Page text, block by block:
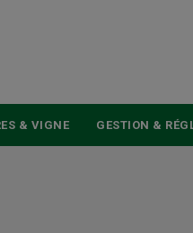
& VIGNE GESTION &